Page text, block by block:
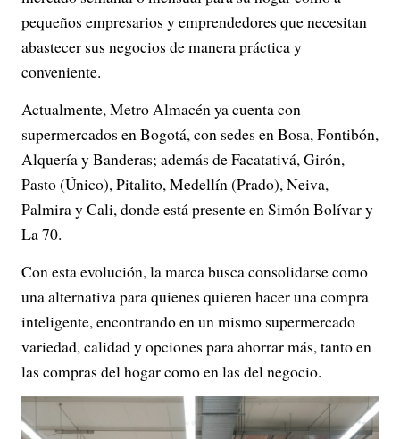
pequeños empresarios y emprendedores que necesitan
abastecer sus negocios de manera práctica y
conveniente.
Actualmente, Metro Almacén ya cuenta con
supermercados en Bogotá, con sedes en Bosa, Fontibón,
Alquería y Banderas; además de Facatativá, Girón,
Pasto (Único), Pitalito, Medellín (Prado), Neiva,
Palmira y Cali, donde está presente en Simón Bolívar y
La 70.
Con esta evolución, la marca busca consolidarse como
una alternativa para quienes quieren hacer una compra
inteligente, encontrando en un mismo supermercado
variedad, calidad y opciones para ahorrar más, tanto en
las compras del hogar como en las del negocio.